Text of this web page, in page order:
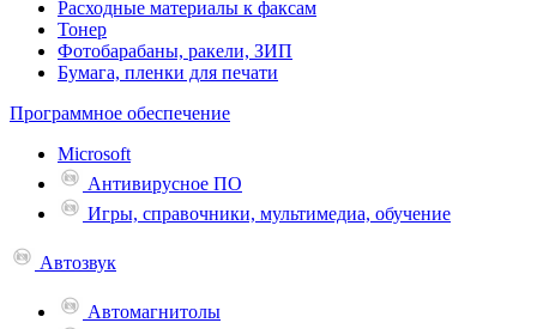
Расходные материалы к факсам
Тонер
Фотобарабаны, ракели, ЗИП
Бумага, пленки для печати
Программное обеспечение
Microsoft
Антивирусное ПО
Игры, справочники, мультимедиа, обучение
Автозвук
Автомагнитолы